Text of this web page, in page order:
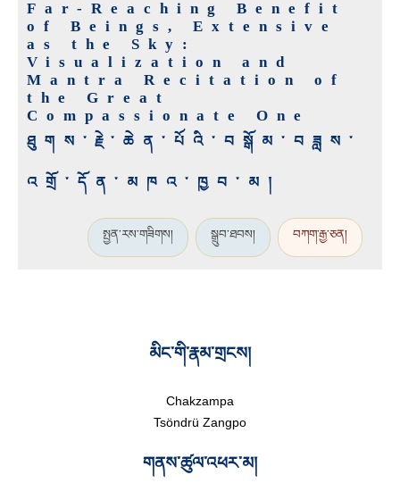
Far-Reaching Benefit
of Beings, Extensive
as the Sky:
Visualization and
Mantra Recitation of
the Great
Compassionate One
ཐུགས་རྗེ་ཆེན་པོའི་བསྒོམ་བཟླས་
འགྲོ་དོན་མཁའ་ཁྱབ་མ།
སྤྱན་རས་གཟིགས། སྒྲུབ་ཐབས། བཀག་རྒྱ་ཅན།
མིང་གི་རྣམ་གྲངས།
Chakzampa
Tsöndrü Zangpo
གནས་ཚུལ་འཕར་མ།